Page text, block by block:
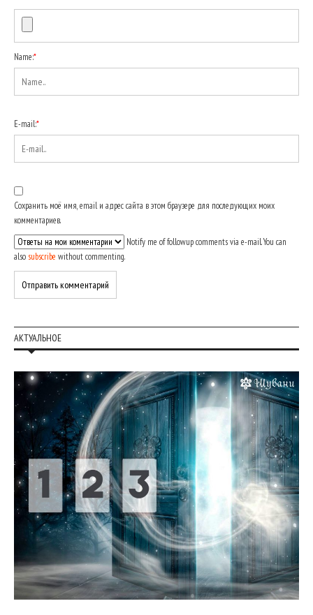
Name:*
E-mail:*
Сохранить моё имя, email и адрес сайта в этом браузере для последующих моих
комментариев.
Notify me of followup comments via e-mail. You can
also subscribe without commenting.
АКТУАЛЬНОЕ